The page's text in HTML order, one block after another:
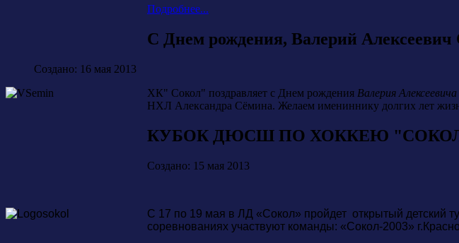
Подробнее...
С Днем рождения, Валерий
Создано: 16 мая 2013
ХК" Сокол" поздравляет с Днем рождения Валерия
НХЛ Александра Сёмина. Желаем имениннику долгих лет
КУБОК ДЮСШ ПО ХОККЕЮ
Создано: 15 мая 2013
С 17 по 19 мая в ЛД «Сокол» пройдет открытый
соревнованиях участвуют команды: «Сокол-2003»